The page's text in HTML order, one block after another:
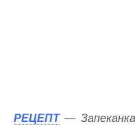
РЕЦЕПТ—